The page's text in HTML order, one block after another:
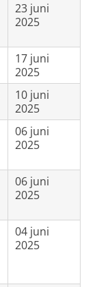
23 juni
2025
17 juni
2025
10 juni
2025
06 juni
2025
06 juni
2025
04 juni
2025